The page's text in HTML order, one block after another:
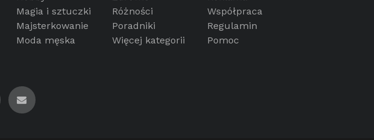
Magia i sztuczki
Majsterkowanie
Moda męska
Różności
Poradniki
Więcej kategorii
Współpraca
Regulamin
Pomoc